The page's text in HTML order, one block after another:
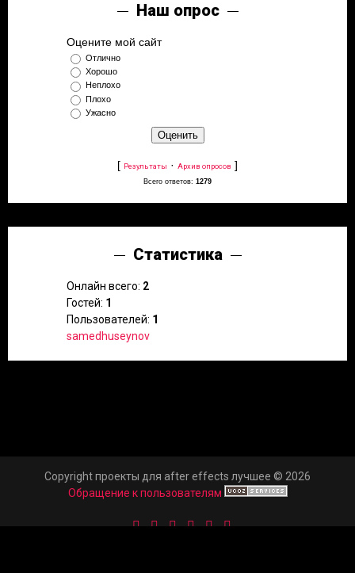
Наш опрос
Оцените мой сайт
Отлично
Хорошо
Неплохо
Плохо
Ужасно
[ Результаты · Архив опросов ]
Всего ответов: 1279
Статистика
Онлайн всего: 2
Гостей: 1
Пользователей: 1
samedhuseynov
Copyright проекты для after effects лучшее © 2026
Обращение к пользователям